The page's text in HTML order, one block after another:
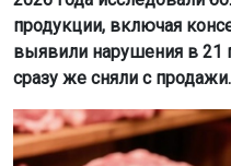
продукции, включая
выявили нарушения в 21
сразу же сняли с продажи.